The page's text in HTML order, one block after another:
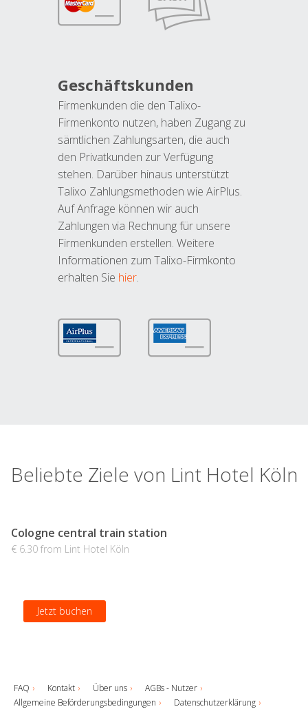
Geschäftskunden
Firmenkunden die den Talixo-
Firmenkonto nutzen, haben Zugang zu
sämtlichen Zahlungsarten, die auch
den Privatkunden zur Verfügung
stehen. Darüber hinaus unterstützt
Talixo Zahlungsmethoden wie AirPlus.
Auf Anfrage können wir auch
Zahlungen via Rechnung für unsere
Firmenkunden erstellen. Weitere
Informationen zum Talixo-Firmkonto
erhalten Sie hier.
Beliebte Ziele von Lint Hotel Köln
Cologne central train station
€ 6.30 from Lint Hotel Köln
Jetzt buchen
FAQ Kontakt Über uns
AGBs - Nutzer
Allgemeine Beförderungsbedingungen
Datenschutzerklärung